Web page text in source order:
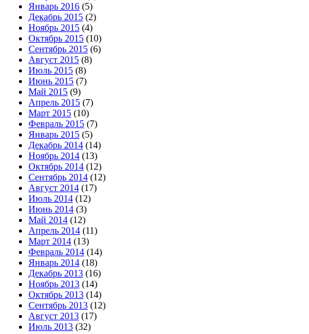
Январь 2016 (5)
Декабрь 2015 (2)
Ноябрь 2015 (4)
Октябрь 2015 (10)
Сентябрь 2015 (6)
Август 2015 (8)
Июль 2015 (8)
Июнь 2015 (7)
Май 2015 (9)
Апрель 2015 (7)
Март 2015 (10)
Февраль 2015 (7)
Январь 2015 (5)
Декабрь 2014 (14)
Ноябрь 2014 (13)
Октябрь 2014 (12)
Сентябрь 2014 (12)
Август 2014 (17)
Июль 2014 (12)
Июнь 2014 (3)
Май 2014 (12)
Апрель 2014 (11)
Март 2014 (13)
Февраль 2014 (14)
Январь 2014 (18)
Декабрь 2013 (16)
Ноябрь 2013 (14)
Октябрь 2013 (14)
Сентябрь 2013 (12)
Август 2013 (17)
Июль 2013 (32)